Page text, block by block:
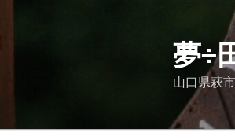
夢÷
山口県萩